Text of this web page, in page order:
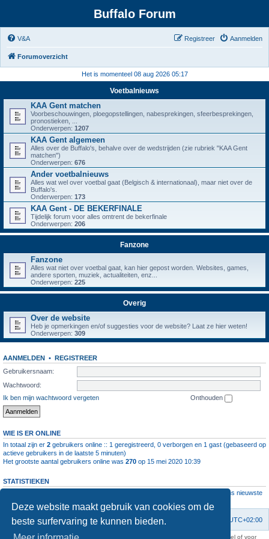
Deze website maakt gebruik van cookies om de
beste surfervaring te kunnen bieden.
Buffalo Forum
V&A Aanmelden
Registreer
Forumoverzicht
Het is momenteel 08 aug 2026 05:17
Voetbalnieuws
KAA Gent matchen
Voorbeschouwingen, ploegopstellingen, nabesprekingen, sfeerbesprekingen,
pronostieken, ...
Onderwerpen: 1207
KAA Gent algemeen
Alles over de Buffalo's, behalve over de wedstrijden (zie rubriek "KAA Gent
matchen")
Onderwerpen: 676
Ander voetbalnieuws
Alles wat wel over voetbal gaat (Belgisch & internationaal), maar niet over de
Buffalo's.
Onderwerpen: 173
KAA Gent - DE BEKERFINALE
Tijdelijk forum voor alles omtrent de bekerfinale
Onderwerpen: 206
Fanzone
Fanzone
Alles wat niet over voetbal gaat, kan hier gepost worden. Websites, games,
andere sporten, muziek, actualiteiten, enz...
Onderwerpen: 225
Overig
Over de website
Heb je opmerkingen en/of suggesties voor de website? Laat ze hier weten!
Onderwerpen: 309
AANMELDEN • REGISTREER
Gebruikersnaam:
Wachtwoord:
Ik ben mijn wachtwoord vergeten
Onthouden
WIE IS ER ONLINE
In totaal zijn er 2 gebruikers online :: 1 geregistreerd, 0 verborgen en 1 gast (gebaseerd op
actieve gebruikers in de laatste 5 minuten)
Het grootste aantal gebruikers online was 270 op 15 mei 2020 10:39
STATISTIEKEN
• Ons nieuwste
Forumoverzicht UTC+02:00
Verwijder cookies
Contact
KAA Gent kan nooit aansprakelijk worden gesteld voor om het even welk nadeel of voor